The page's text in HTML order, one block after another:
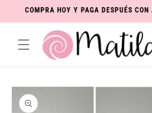
DIRECTAMENTE
AL CONTENIDO
COMPRA HOY Y PAGA DESPUÉS
DIRECTAMENTE
A LA
INFORMACIÓN